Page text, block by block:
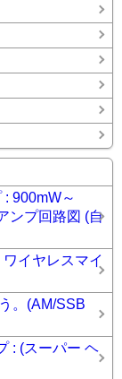
900mW～
ンプ回路図 (自
イヤレスマイ
。(AM/SSB
: (スーパー ヘ